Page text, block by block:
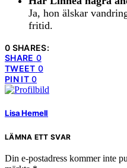
Ja, hon älskar
fritid.
0 SHARES:
SHARE 0
TWEET 0
PIN IT 0
Lisa Hernell
LÄMNA ETT SVAR
Din e-postadress kommer inte